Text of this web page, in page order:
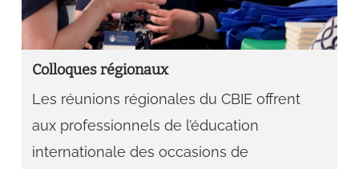
Colloques régionaux
Les réunions régionales du CBIE offrent
aux professionnels de l’éducation
internationale des occasions de